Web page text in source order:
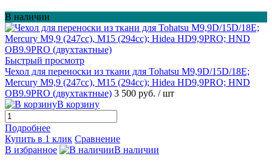
В наличии
Быстрый просмотр
Чехол для переноски из ткани для Tohatsu M9,9D/15D/18E;
Mercury M9,9 (247сс), М15 (294сс); Hidea HD9,9PRO; HND
OB9.9PRO (двухтактные) 3 500 руб. / шт
В корзину
Подробнее
Купить в 1 клик Сравнение
В избранное
В наличии